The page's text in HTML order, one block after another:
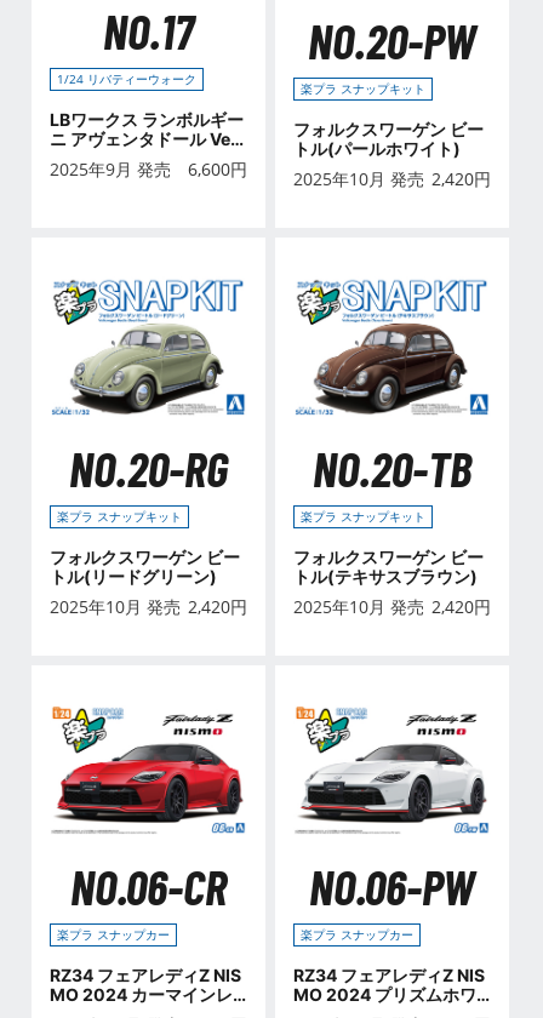
NO.17
1/24 リバティーウォーク
LBワークス ランボルギー
ニ アヴェンタドール Ver.
2025年9月 発売 6,600円
NO.20-PW
楽プラ スナップキット
フォルクスワーゲン ビー
トル(パールホワイト)
2025年10月 発売 2,420円
NO.20-RG
楽プラ スナップキット
フォルクスワーゲン ビー
トル(リードグリーン)
2025年10月 発売 2,420円
NO.20-TB
楽プラ スナップキット
フォルクスワーゲン ビー
トル(テキサスブラウン)
2025年10月 発売 2,420円
NO.06-CR
楽プラ スナップカー
RZ34 フェアレディZ NIS
MO 2024 カーマインレ
NO.06-PW
楽プラ スナップカー
RZ34 フェアレディZ NIS
MO 2024 プリズムホワ